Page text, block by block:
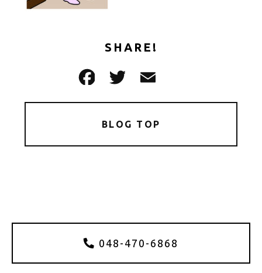
SHARE!
BLOG TOP
048-470-6868